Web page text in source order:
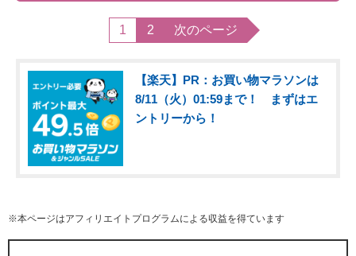
1 2 次のページ
【楽天】PR：お買い物マラソンは
8/11（火）01:59まで！ まずはエ
ントリーから！
※本ページはアフィリエイトプログラムによる収益を得ています